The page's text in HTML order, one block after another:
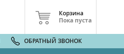
Корзина
Пока пуста
ОБРАТНЫЙ ЗВОНОК